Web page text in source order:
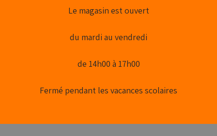
Le magasin est ouvert
du mardi au vendredi
de 14h00 à 17h00
Fermé pendant les vacances scolaires